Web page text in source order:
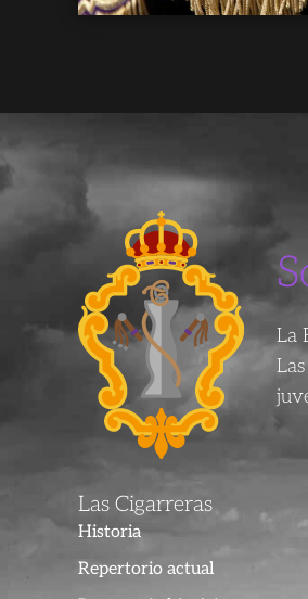
La
Las Cigarreras
Historia
Repertorio actual